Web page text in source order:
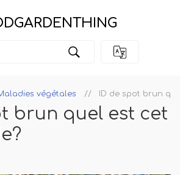
végétales ID de spot brun
brun quel est cet